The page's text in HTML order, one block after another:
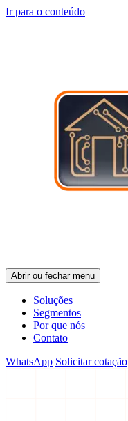
Ir para o conteúdo
Abrir ou fechar menu
Soluções
Segmentos
Por que nós
Contato
WhatsApp Solicitar cotação